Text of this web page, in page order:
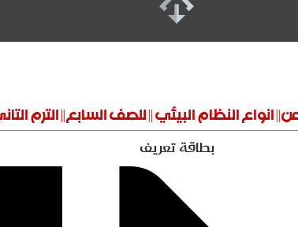
انواع النظام البيئي || للصف السابع|| الترم
بطاقة تعريف